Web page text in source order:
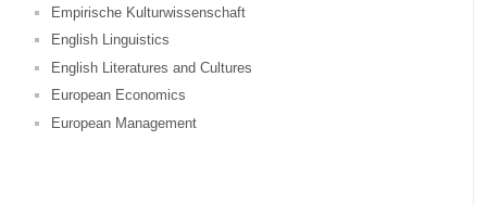
Empirische Kulturwissenschaft
English Linguistics
English Literatures and Cultures
European Economics
European Management